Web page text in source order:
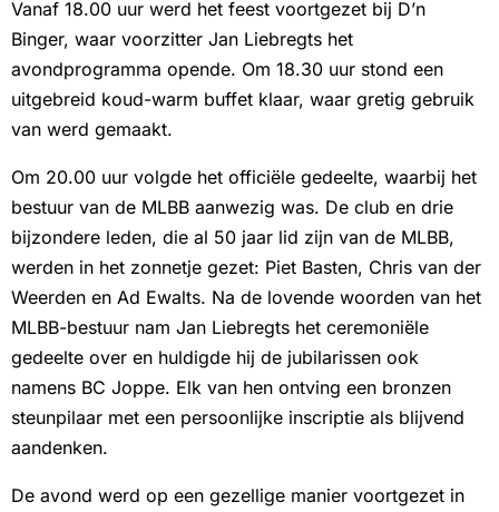
Vanaf 18.00 uur werd het feest voortgezet bij D’n
Binger, waar voorzitter Jan Liebregts het
avondprogramma opende. Om 18.30 uur stond een
uitgebreid koud-warm buffet klaar, waar gretig gebruik
van werd gemaakt.
Om 20.00 uur volgde het officiële gedeelte, waarbij het
bestuur van de MLBB aanwezig was. De club en drie
bijzondere leden, die al 50 jaar lid zijn van de MLBB,
werden in het zonnetje gezet: Piet Basten, Chris van der
Weerden en Ad Ewalts. Na de lovende woorden van het
MLBB-bestuur nam Jan Liebregts het ceremoniële
gedeelte over en huldigde hij de jubilarissen ook
namens BC Joppe. Elk van hen ontving een bronzen
steunpilaar met een persoonlijke inscriptie als blijvend
aandenken.
De avond werd op een gezellige manier voortgezet in